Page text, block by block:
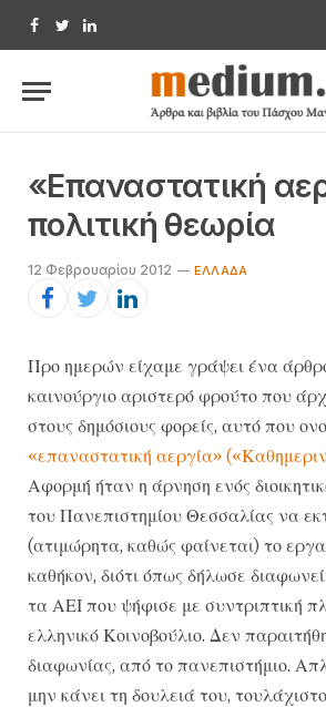
Facebook
TwitterLinkedIn
«Επαναστατική
πολιτική θεωρία
12 Φεβρουαρίου 2012 EΛΛΆΔΑ
Προ ημερών είχαμε γράψει ένα
καινούργιο αριστερό φρούτο που
στους δημόσιους φορείς, αυτό που
«επαναστατική αεργία»
Αφορμή ήταν η άρνηση ενός
του Πανεπιστημίου Θεσσαλίας να
(ατιμώρητα, καθώς φαίνεται) το
καθήκον, διότι όπως δήλωσε
τα ΑΕΙ που ψήφισε με συντριπτική
ελληνικό Κοινοβούλιο. Δεν
διαφωνίας, από το πανεπιστήμιο.
μην κάνει τη δουλειά του,